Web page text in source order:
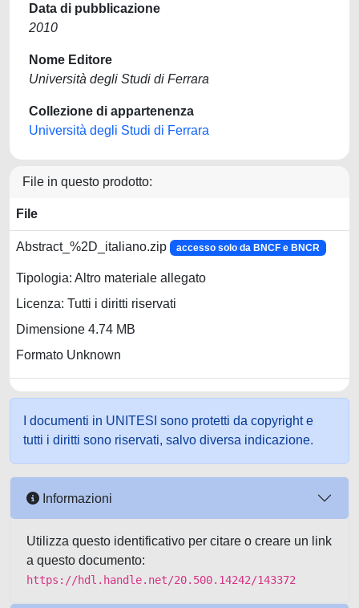
Data di pubblicazione
2010
Nome Editore
Università degli Studi di Ferrara
Collezione di appartenenza
Università degli Studi di Ferrara
File in questo prodotto:
File
Abstract_%2D_italiano.zip accesso solo da BNCF e BNCR
Tipologia: Altro materiale allegato
Licenza: Tutti i diritti riservati
Dimensione 4.74 MB
Formato Unknown
I documenti in UNITESI sono protetti da copyright e
tutti i diritti sono riservati, salvo diversa indicazione.
Informazioni
Utilizza questo identificativo per citare o creare un link
a questo documento:
https://hdl.handle.net/20.500.14242/143372